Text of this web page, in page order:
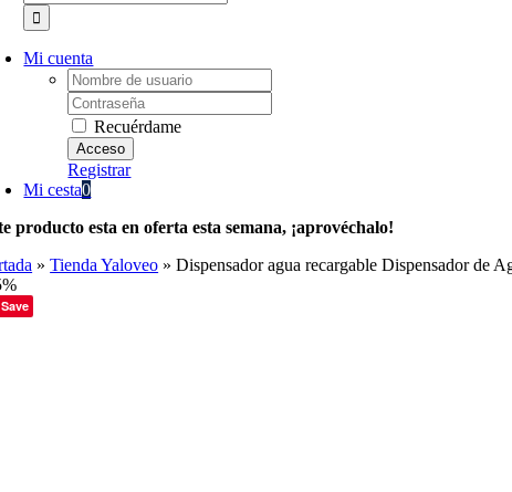
Mi cuenta
Username:
Password:
Recuérdame
Registrar
Mi cesta0
producto esta en oferta esta semana, ¡aprovéchalo!
»Tienda Yaloveo »Dispensador agua recargable Dispensador de
Save